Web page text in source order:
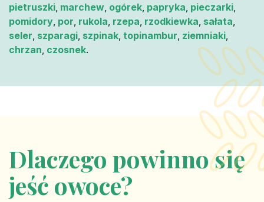
pietruszki, marchew, ogórek, papryka, pieczarki,
pomidory, por, rukola, rzepa, rzodkiewka, sałata,
seler, szparagi, szpinak, topinambur, ziemniaki,
chrzan, czosnek.
Dlaczego powinno się
jeść owoce?